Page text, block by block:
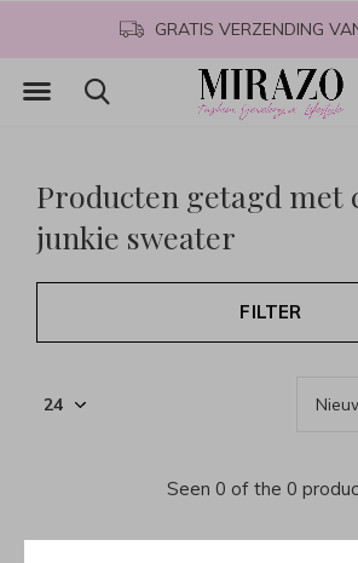
GRATIS VERZENDING
Producten getagd met
junkie sweater
FILTER
Seen 0 of the 0